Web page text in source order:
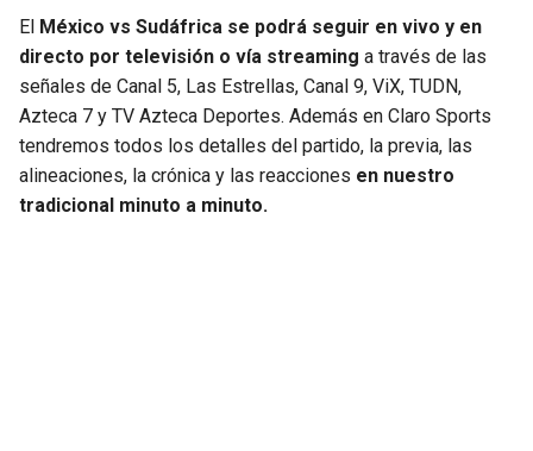
El México vs Sudáfrica se podrá seguir en vivo y en
directo por televisión o vía streaming a través de las
señales de Canal 5, Las Estrellas, Canal 9, ViX, TUDN,
Azteca 7 y TV Azteca Deportes. Además en Claro Sports
tendremos todos los detalles del partido, la previa, las
alineaciones, la crónica y las reacciones en nuestro
tradicional minuto a minuto.